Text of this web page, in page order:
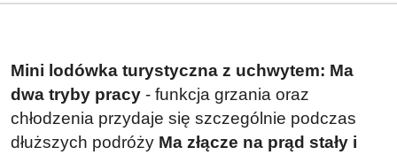
Mini lodówka turystyczna z uchwytem: Ma
dwa tryby pracy - funkcja grzania oraz
chłodzenia przydaje się szczególnie podczas
dłuższych podróży Ma złącze na prąd stały i